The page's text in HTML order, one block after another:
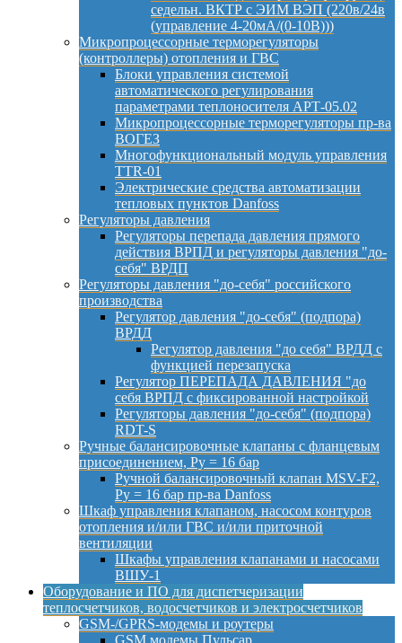
седельн. ВКТР с ЭИМ ВЭП (220в/24в
(управление 4-20мА/(0-10В)))
Микропроцессорные терморегуляторы
(контроллеры) отопления и ГВС
Блоки управления системой
автоматического регулирования
параметрами теплоносителя АРТ-05.02
Микропроцессорные терморегуляторы пр-ва
ВОГЕЗ
Многофункциональный модуль управления
TTR-01
Электрические средства автоматизации
тепловых пунктов Danfoss
Регуляторы давления
Регуляторы перепада давления прямого
действия ВРПД и регуляторы давления "до-
себя" ВРДП
Регуляторы давления "до-себя" российского
производства
Регулятор давления "до-себя" (подпора)
ВРДД
Регулятор давления "до себя" ВРДД с
функцией перезапуска
Регулятор ПЕРЕПАДА ДАВЛЕНИЯ "до
себя ВРПД с фиксированной настройкой
Регуляторы давления "до-себя" (подпора)
RDT-S
Ручные балансировочные клапаны с фланцевым
присоединением, Py = 16 бар
Ручной балансировочный клапан MSV-F2,
Py = 16 бар пр-ва Danfoss
Шкаф управления клапаном, насосом контуров
отопления и/или ГВС и/или приточной
вентиляции
Шкафы управления клапанами и насосами
ВШУ-1
Оборудование и ПО для диспетчеризации
теплосчетчиков, водосчетчиков и электросчетчиков
GSM-/GPRS-модемы и роутеры
GSM модемы Пульсар